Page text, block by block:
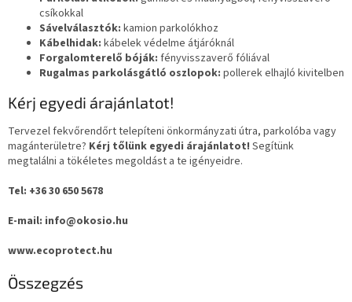
csíkokkal
Sávelválasztók: kamion parkolókhoz
Kábelhidak: kábelek védelme átjáróknál
Forgalomterelő bóják: fényvisszaverő fóliával
Rugalmas parkolásgátló oszlopok: pollerek elhajló kivitelben
Kérj egyedi árajánlatot!
Tervezel fekvőrendőrt telepíteni önkormányzati útra, parkolóba vagy
magánterületre? Kérj tőlünk egyedi árajánlatot! Segítünk
megtalálni a tökéletes megoldást a te igényeidre.
Tel: +36 30 650 5678
E-mail: info@okosio.hu
www.ecoprotect.hu
Összegzés